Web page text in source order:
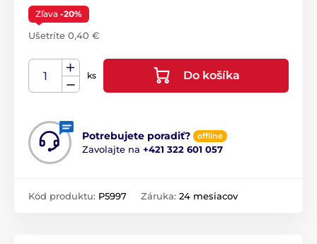
Zľava -20%
Ušetríte 0,40 €
ks Do košíka
Potrebujete poradiť? offline
Zavolajte na +421 322 601 057
Kód produktu: P5997 Záruka: 24 mesiacov